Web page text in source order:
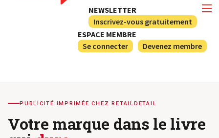
NEWSLETTER
Inscrivez-vous gratuitement
ESPACE MEMBRE
Se connecter
Devenez membre
PUBLICITÉ IMPRIMÉE CHEZ RETAILDETAIL
Votre marque dans le livre